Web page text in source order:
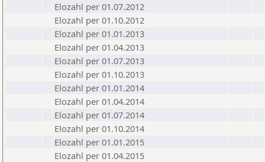
Elozahl per 01.07.2012
Elozahl per 01.10.2012
Elozahl per 01.01.2013
Elozahl per 01.04.2013
Elozahl per 01.07.2013
Elozahl per 01.10.2013
Elozahl per 01.01.2014
Elozahl per 01.04.2014
Elozahl per 01.07.2014
Elozahl per 01.10.2014
Elozahl per 01.01.2015
Elozahl per 01.04.2015